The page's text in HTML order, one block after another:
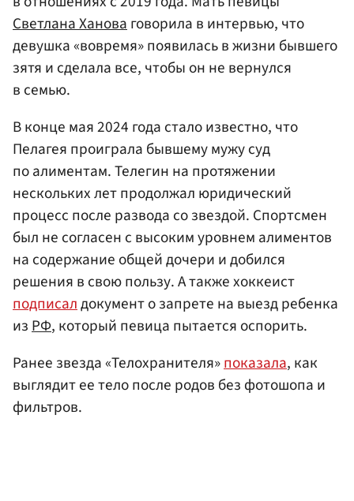
Светлана Хановаговорила в интервью, что
девушка «вовремя» появилась в жизни бывшего
зятя и сделала все, чтобы он не вернулся
в семью.
В конце мая 2024 года стало известно, что
Пелагея проиграла бывшему мужу суд
по алиментам. Телегин на протяжении
нескольких лет продолжал юридический
процесс после развода со звездой. Спортсмен
был не согласен с высоким уровнем алиментов
на содержание общей дочери и добился
решения в свою пользу. А также хоккеист
подписалдокумент о запрете на выезд ребенка
изРФ, который певица пытается оспорить.
Ранее звезда «Телохранителя»показала, как
выглядит ее тело после родов без фотошопа и
фильтров.